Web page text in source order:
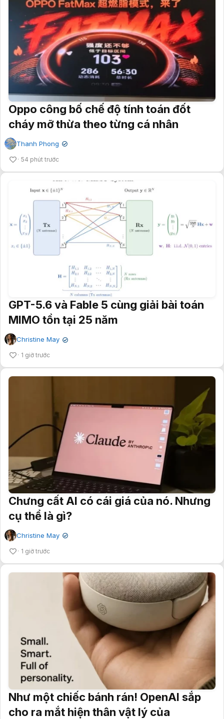
Oppo công bố chế độ tính toán đốt
cháy mỡ thừa theo từng cá nhân
Thanh Phong ✔
54 phút trước
GPT-5.6 và Fable 5 cùng giải bài toán
MIMO tồn tại 25 năm
Christine May ✔
1 giờ trước
Chưng cất AI có cái giá của nó. Nhưng
cụ thể là gì?
Christine May ✔
1 giờ trước
Như một chiếc bánh rán! OpenAI sắp
cho ra mắt hiện thân vật lý của